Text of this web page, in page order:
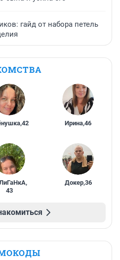
гайд от набора петель
,42 Ирина,46
,
43
Докер,36